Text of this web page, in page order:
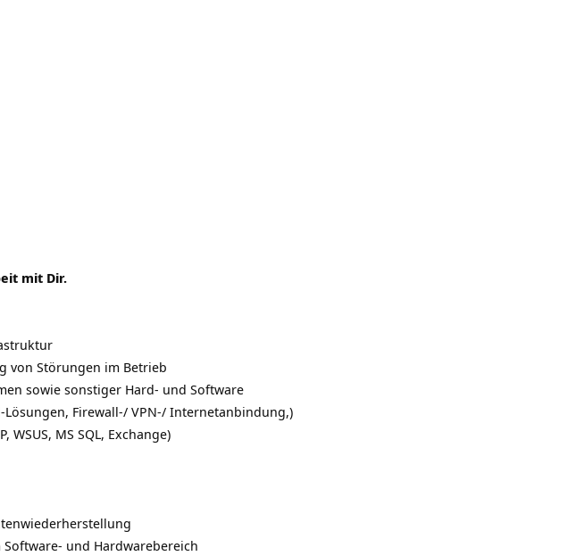
mit Dir.
von Störungen im Betrieb
sowie sonstiger Hard- und Software
Firewall-/ VPN-/ Internetanbindung,)
MS SQL, Exchange)
und Hardwarebereich